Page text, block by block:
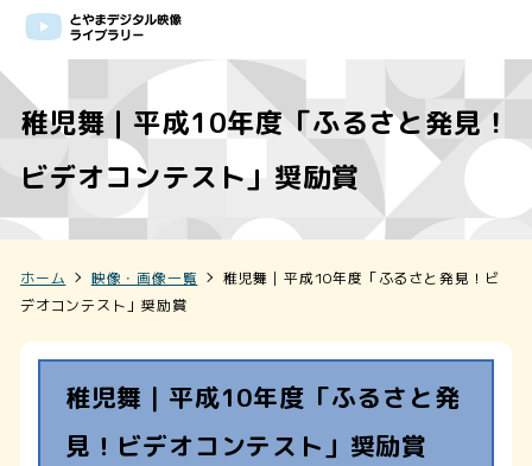
稚児舞｜平成10年度「ふるさと発見！
ビデオコンテスト」奨励賞
ホーム 映像・画像一覧
稚児舞｜平成10年度「ふるさと発見！ビ
デオコンテスト」奨励賞
稚児舞｜平成10年度「ふるさと発
見！ビデオコンテスト」奨励賞